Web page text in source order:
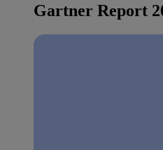
Gartner Report